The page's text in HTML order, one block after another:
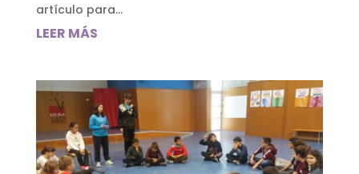
artículo para...
LEER MÁS